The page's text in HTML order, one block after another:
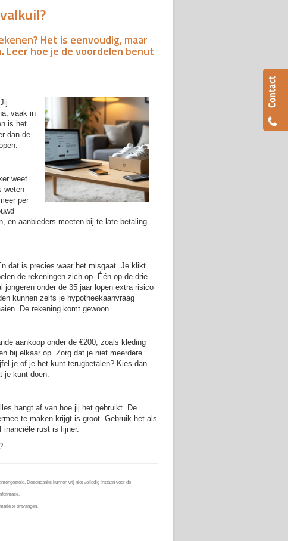
Het is eenvoudig, maar
Leer hoe je de voordelen benut
vaak in
is het
dan de
weet
weten
per
en aanbieders moeten bij te late betaling
dat is precies waar het misgaat. Je klikt
de rekeningen zich op. Één op de drie
onder de 35 jaar lopen extra risico
kunnen zelfs je hypotheekaanvraag
De rekening komt gewoon.
aankoop onder de €200, zoals kleding
bij elkaar op. Zorg dat je niet meerdere
je of je het kunt terugbetalen? Kies dan
je kunt doen.
hangt af van hoe jij het gebruikt. De
te maken krijgt is groot. Gebruik het als
rust is fijner.
Desondanks kunnen wij niet volledig instaan voor de
te ontvangen.